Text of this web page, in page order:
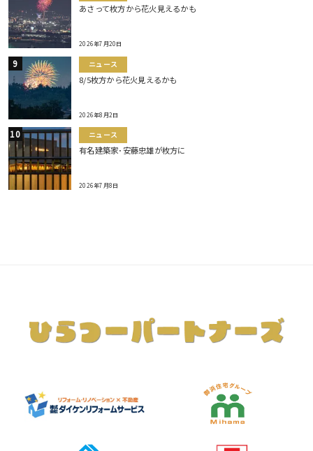
あさって枚方から花火見えるかも
2026年7月20日
ニュース
8/5枚方から花火見えるかも
2026年8月2日
ニュース
有名建築家･安藤忠雄が枚方に
2026年7月8日